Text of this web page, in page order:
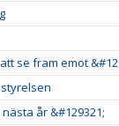
se fram emot
år &#129321;